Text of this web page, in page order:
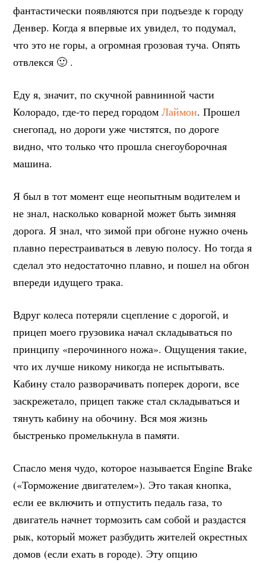
фантастически появляются при подъезде к городу
Денвер. Когда я впервые их увидел, то подумал,
что это не горы, а огромная грозовая туча. Опять
отвлекся 🙂 .
Еду я, значит, по скучной равнинной части
Колорадо, где-то перед городомЛаймон. Прошел
снегопад, но дороги уже чистятся, по дороге
видно, что только что прошла снегоуборочная
машина.
Я был в тот момент еще неопытным водителем и
не знал, насколько коварной может быть зимняя
дорога. Я знал, что зимой при обгоне нужно очень
плавно перестраиваться в левую полосу. Но тогда я
сделал это недостаточно плавно, и пошел на обгон
впереди идущего трака.
Вдруг колеса потеряли сцепление с дорогой, и
прицеп моего грузовика начал складываться по
принципу «перочинного ножа». Ощущения такие,
что их лучше никому никогда не испытывать.
Кабину стало разворачивать поперек дороги, все
заскрежетало, прицеп также стал складываться и
тянуть кабину на обочину. Вся моя жизнь
быстренько промелькнула в памяти.
Спасло меня чудо, которое называется Engine Brake
(«Торможение двигателем»). Это такая кнопка,
если ее включить и отпустить педаль газа, то
двигатель начнет тормозить сам собой и раздастся
рык, который может разбудить жителей окрестных
домов (если ехать в городе). Эту опцию